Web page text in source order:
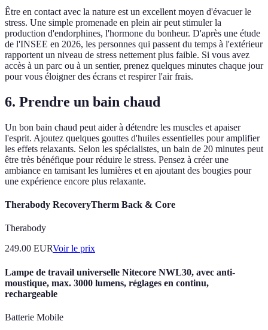
Être en contact avec la nature est un excellent moyen d'évacuer le
stress. Une simple promenade en plein air peut stimuler la
production d'endorphines, l'hormone du bonheur. D'après une étude
de l'INSEE en 2026, les personnes qui passent du temps à l'extérieur
rapportent un niveau de stress nettement plus faible. Si vous avez
accès à un parc ou à un sentier, prenez quelques minutes chaque jour
pour vous éloigner des écrans et respirer l'air frais.
6. Prendre un bain chaud
Un bon bain chaud peut aider à détendre les muscles et apaiser
l'esprit. Ajoutez quelques gouttes d'huiles essentielles pour amplifier
les effets relaxants. Selon les spécialistes, un bain de 20 minutes peut
être très bénéfique pour réduire le stress. Pensez à créer une
ambiance en tamisant les lumières et en ajoutant des bougies pour
une expérience encore plus relaxante.
Therabody RecoveryTherm Back & Core
Therabody
249.00 EURVoir le prix
Lampe de travail universelle Nitecore NWL30, avec anti-
moustique, max. 3000 lumens, réglages en continu,
rechargeable
Batterie Mobile